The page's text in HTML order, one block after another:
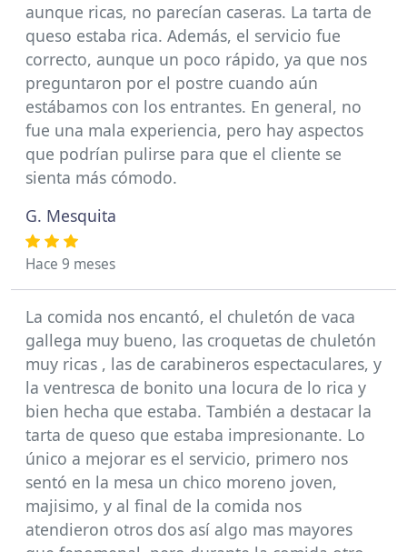
aunque ricas, no parecían caseras. La tarta de
queso estaba rica. Además, el servicio fue
correcto, aunque un poco rápido, ya que nos
preguntaron por el postre cuando aún
estábamos con los entrantes. En general, no
fue una mala experiencia, pero hay aspectos
que podrían pulirse para que el cliente se
sienta más cómodo.
G. Mesquita
Hace 9 meses
La comida nos encantó, el chuletón de vaca
gallega muy bueno, las croquetas de chuletón
muy ricas , las de carabineros espectaculares, y
la ventresca de bonito una locura de lo rica y
bien hecha que estaba. También a destacar la
tarta de queso que estaba impresionante. Lo
único a mejorar es el servicio, primero nos
sentó en la mesa un chico moreno joven,
majisimo, y al final de la comida nos
atendieron otros dos así algo mas mayores